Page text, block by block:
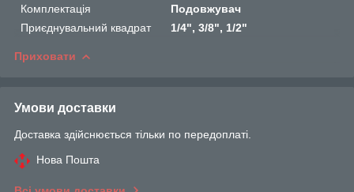
Комплектація
Подовжувач
Приєднувальний квадрат
1/4", 3/8", 1/2"
Приховати
Умови доставки
Доставка здійснюється тільки по передоплаті.
Нова Пошта